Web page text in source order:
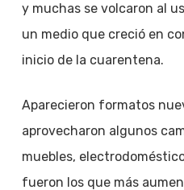
y muchas se volcaron al
un medio que creció en
inicio de la cuarentena.
Aparecieron formatos
aprovecharon algunos
muebles,
fueron los que más